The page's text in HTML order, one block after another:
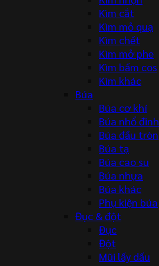
Kìm cắt
Kìm mỏ quạ
Kìm chết
Kìm mở phe
Kìm bấm cos
Kìm khác
Búa
Búa cơ khí
Búa nhổ đinh
Búa đầu tròn
Búa tạ
Búa cao su
Búa nhựa
Búa khác
Phụ kiện búa
Đục & đột
Đục
Đột
Mũi lấy dấu